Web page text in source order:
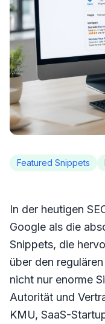
Featured Snippets
In der heutigen
Google als die
Snippets, die
über den
nicht nur enorme
Autorität und
KMU, SaaS-